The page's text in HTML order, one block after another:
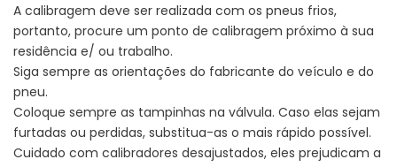
A calibragem deve ser realizada com os pneus frios,
portanto, procure um ponto de calibragem próximo à sua
residência e/ ou trabalho.
Siga sempre as orientações do fabricante do veículo e do
pneu.
Coloque sempre as tampinhas na válvula. Caso elas sejam
furtadas ou perdidas, substitua-as o mais rápido possível.
Cuidado com calibradores desajustados, eles prejudicam a